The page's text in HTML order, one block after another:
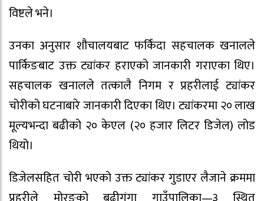
विष्टले भने।
उनका अनुसार शौचालयबाट फर्किंदा सहचालक खनालले
पार्किङबाट उक्त ट्यांकर हराएको जानकारी गराएका थिए।
सहचालक खनालले तत्कालै निगम र प्रहरीलाई ट्यांकर
चोरीको घटनाबारे जानकारी दिएका थिए। ट्यांकरमा २० लाख
मूल्यभन्दा बढीको २० केएल (२० हजार लिटर डिजेल) लोड
थियो।
डिजेलसहित चोरी भएको उक्त ट्यांकर गुडाएर लैजाने क्रममा